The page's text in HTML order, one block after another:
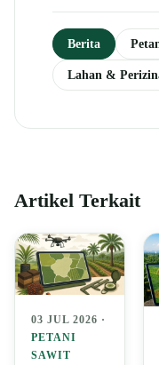
Berita
Lahan &
Artikel Terkait
03 JUL 2026 ·
PETANI
SAWIT